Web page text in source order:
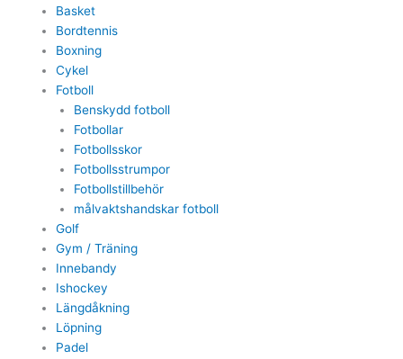
Basket
Bordtennis
Boxning
Cykel
Fotboll
Benskydd fotboll
Fotbollar
Fotbollsskor
Fotbollsstrumpor
Fotbollstillbehör
målvaktshandskar fotboll
Golf
Gym / Träning
Innebandy
Ishockey
Längdåkning
Löpning
Padel